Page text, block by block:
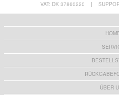
VAT: DK 37860220
|
ÜBER